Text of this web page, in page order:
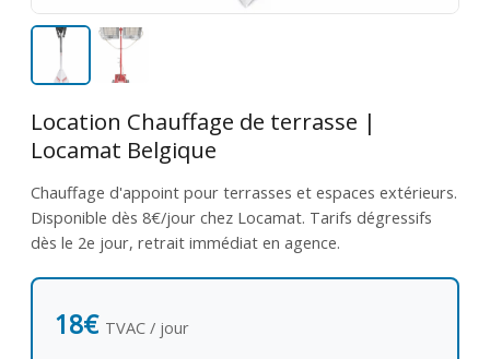
Location Chauffage de terrasse |
Locamat Belgique
Chauffage d'appoint pour terrasses et espaces extérieurs.
Disponible dès 8€/jour chez Locamat. Tarifs dégressifs
dès le 2e jour, retrait immédiat en agence.
18€ TVAC / jour